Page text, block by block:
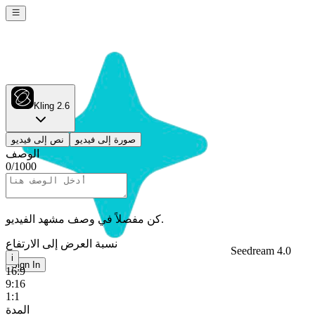
Seedream 4.0
Sign In
Kling 2.6
نص إلى فيديو صورة إلى فيديو
الوصف
0/1000
كن مفصلاً في وصف مشهد الفيديو.
نسبة العرض إلى الارتفاع
i
16:9
9:16
1:1
المدة